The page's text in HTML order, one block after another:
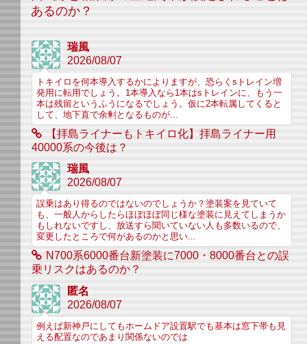
あるのか？
瑞風
2026/08/07
トキイロを何本導入するかによりますが、恐らくsトレイン増
発用に転用でしょう。1本導入なら1本はsトレインに、もう一
本は残留というふうになるでしょう。仮に2本転属してくると
して、地下直で余剰となるものが...
【拝島ライナーもトキイロ化】拝島ライナー用
40000系の今後は？
瑞風
2026/08/07
誤乗はあり得るのではないのでしょうか？塗装案を見ていて
も、一般人からしたらほぼほぼ同じ様な塗装に見えてしまうか
もしれないですし、放送すら聞いていない人も多数いるので、
変更したところで何があるのかと思い...
N700系6000番台新塗装に7000・8000番台との誤
乗リスクはあるのか？
匿名
2026/08/07
例えば新神戸にしてもホームドア設置駅でも基本は窓下帯も見
える配置なのであまり関係ないのでは